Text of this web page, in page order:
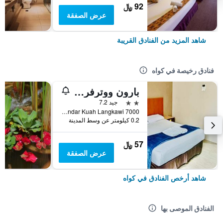
92 ﷼
عرض الصفقة
شاهد المزيد من الفنادق القريبة
فنادق رخيصة في كواه
بارون ووترفرونت هوتل
2 نجمتين
جيد 7.2
7000 Bandar Baru Baron, Bandar Kuah Langkawi, كواه, ماليزيا
0.2 كيلومتر عن وسط المدينة
57 ﷼
عرض الصفقة
شاهد أرخص الفنادق في كواه
الفنادق الموصى بها